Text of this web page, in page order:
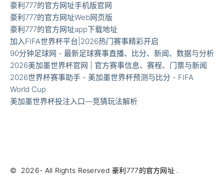
豪利777的官方网址手机版官网
豪利777的官方网址Web网页版
豪利777的官方网址app下载地址
加入FIFA世界杯平台|2026热门赛事精彩开启
90分钟足球网 - 最新足球赛事直播、比分、新闻、数据与分析
2026美加墨世界杯官网 | 官方赛事信息、赛程、门票与新闻
2026世界杯赛事助手 - 美加墨世界杯预测与比分 - FIFA
World Cup
美加墨世界杯投注入口—竞猜玩法解析
© 2026- All Rights Reserved豪利777的官方网址.